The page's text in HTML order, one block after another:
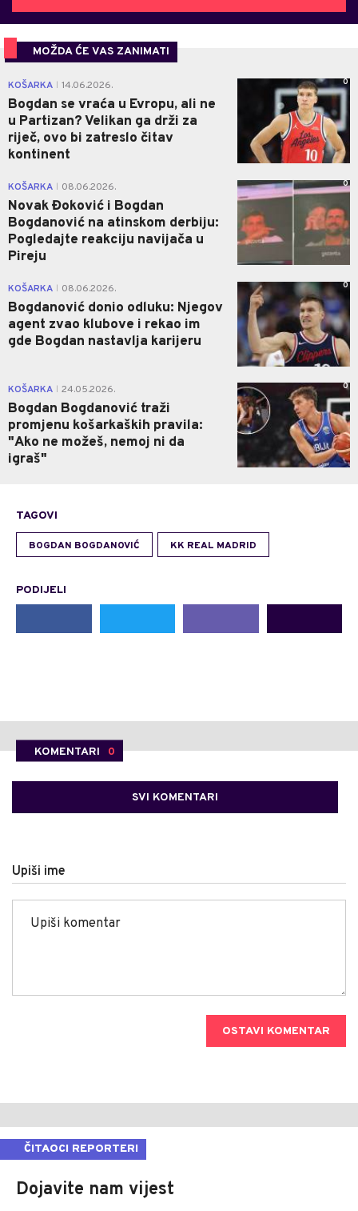
MOŽDA ĆE VAS ZANIMATI
KOŠARKA 14.06.2026.
Bogdan se vraća u Evropu, ali ne
u Partizan? Velikan ga drži za
riječ, ovo bi zatreslo čitav
kontinent
0
KOŠARKA 08.06.2026.
Novak Đoković i Bogdan
Bogdanović na atinskom derbiju:
Pogledajte reakciju navijača u
Pireju
0
KOŠARKA 08.06.2026.
Bogdanović donio odluku: Njegov
agent zvao klubove i rekao im
gde Bogdan nastavlja karijeru
0
KOŠARKA 24.05.2026.
Bogdan Bogdanović traži
promjenu košarkaških pravila:
"Ako ne možeš, nemoj ni da
igraš"
0
TAGOVI
BOGDAN BOGDANOVIĆ KK REAL MADRID
PODIJELI
KOMENTARI 0
SVI KOMENTARI
Upiši ime
OSTAVI KOMENTAR
ČITAOCI REPORTERI
Dojavite nam vijest